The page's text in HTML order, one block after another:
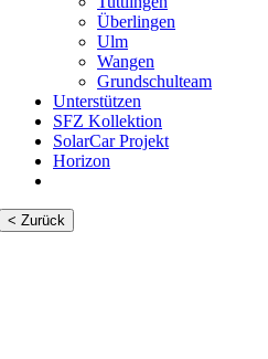
Überlingen
Ulm
Wangen
Grundschulteam
Unterstützen
SFZ Kollektion
SolarCar Projekt
Horizon
< Zurück